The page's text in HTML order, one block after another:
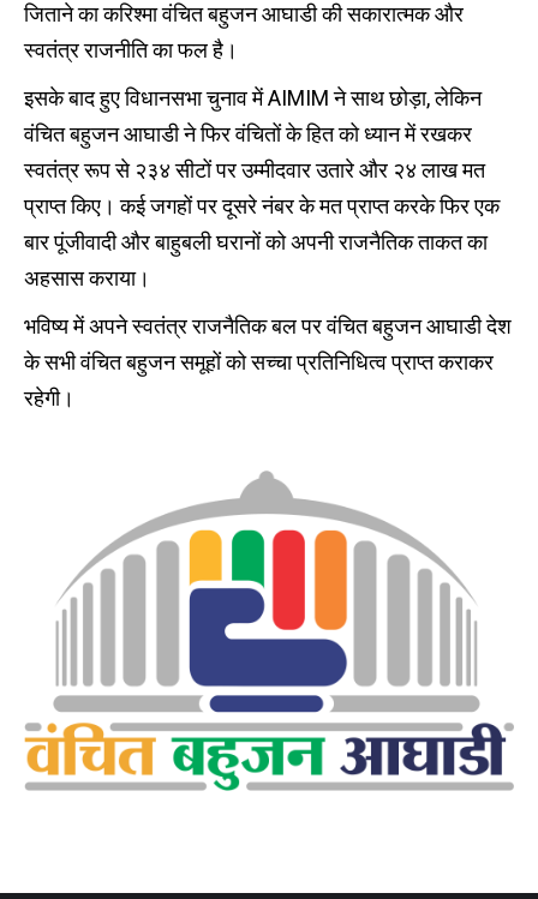
जिताने का करिश्मा वंचित बहुजन आघाडी की सकारात्मक और
स्वतंत्र राजनीति का फल है।
इसके बाद हुए विधानसभा चुनाव में AIMIM ने साथ छोड़ा, लेकिन
वंचित बहुजन आघाडी ने फिर वंचितों के हित को ध्यान में रखकर
स्वतंत्र रूप से २३४ सीटों पर उम्मीदवार उतारे और २४ लाख मत
प्राप्त किए। कई जगहों पर दूसरे नंबर के मत प्राप्त करके फिर एक
बार पूंजीवादी और बाहुबली घरानों को अपनी राजनैतिक ताकत का
अहसास कराया।
भविष्य में अपने स्वतंत्र राजनैतिक बल पर वंचित बहुजन आघाडी देश
के सभी वंचित बहुजन समूहों को सच्चा प्रतिनिधित्व प्राप्त कराकर
रहेगी।